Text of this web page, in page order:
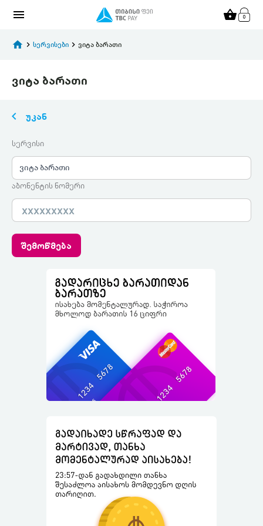
menu shopping_basket
home keyboard_arrow_right სერვისები keyboard_arrow_right ვიტა ბარათი
ვიტა ბარათი
keyboard_arrow_left უკან
სერვისი
ვიტა ბარათი
აბონენტის ნომერი
შემოწმება